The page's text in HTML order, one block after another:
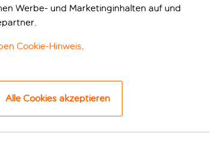
Ibiza
Werbe- und Marketinginhalten auf und
Cookie-Hinweis.
Alle Cookies akzeptieren